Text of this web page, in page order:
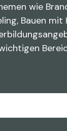
wie
Bauen mit